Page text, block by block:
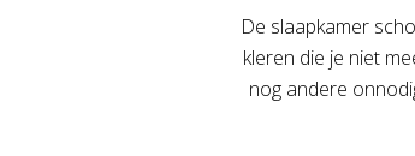
De slaapkamer
kleren die je niet
nog andere